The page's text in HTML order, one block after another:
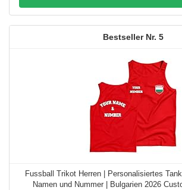
5
Fussball Trikot Herren | Personalisiertes
Namen und Nummer | Bulgarien 2026